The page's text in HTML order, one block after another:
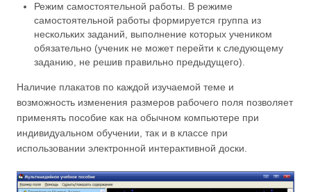
Режим самостоятельной работы. В режиме
самостоятельной работы формируется группа из
нескольких заданий, выполнение которых учеником
обязательно (ученик не может перейти к следующему
заданию, не решив правильно предыдущего).
Наличие плакатов по каждой изучаемой теме и
возможность изменения размеров рабочего поля позволяет
применять пособие как на обычном компьютере при
индивидуальном обучении, так и в классе при
использовании электронной интерактивной доски.